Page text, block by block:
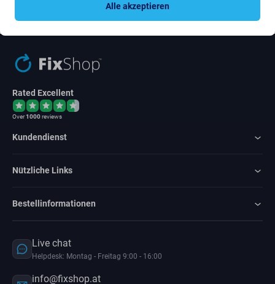
Ich bin damit einverstanden, Newsletter zu erhalten
Rated Excellent
Over1000reviews
Kundendienst
Nützliche Links
Bestellinformationen
Live chat
Helpdesk: Montag - Freitag 9:00 - 16:00
info@fixshop.at
Alle akzeptieren